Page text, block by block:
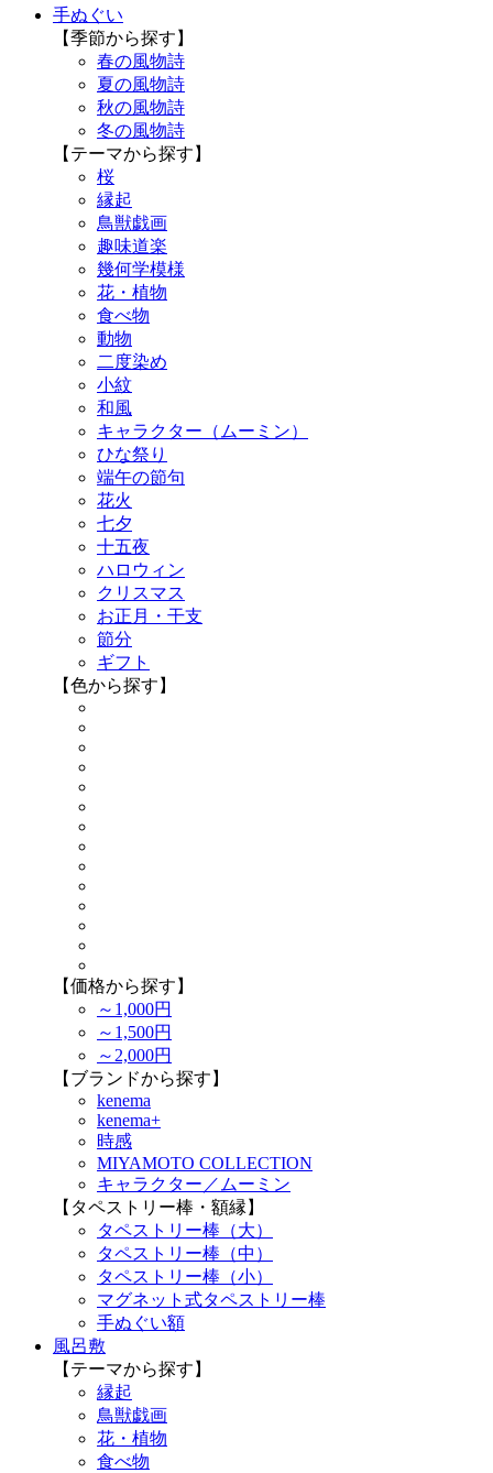
手ぬぐい
【季節から探す】
春の風物詩
夏の風物詩
秋の風物詩
冬の風物詩
【テーマから探す】
桜
縁起
鳥獣戯画
趣味道楽
幾何学模様
花・植物
食べ物
動物
二度染め
小紋
和風
キャラクター（ムーミン）
ひな祭り
端午の節句
花火
七夕
十五夜
ハロウィン
クリスマス
お正月・干支
節分
ギフト
【色から探す】
【価格から探す】
～1,000円
～1,500円
～2,000円
【ブランドから探す】
kenema
kenema+
時感
MIYAMOTO COLLECTION
キャラクター／ムーミン
【タペストリー棒・額縁】
タペストリー棒（大）
タペストリー棒（中）
タペストリー棒（小）
マグネット式タペストリー棒
手ぬぐい額
風呂敷
【テーマから探す】
縁起
鳥獣戯画
花・植物
食べ物